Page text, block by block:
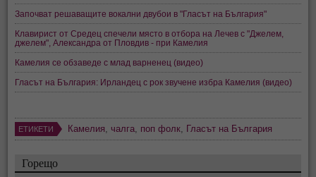
Започват решаващите вокални двубои в "Гласът на България"
Клавирист от Средец спечели място в отбора на Лечев с "Джелем,
джелем", Александра от Пловдив - при Камелия
Камелия се обзаведе с млад варненец (видео)
Гласът на България: Ирландец с рок звучене избра Камелия (видео)
ЕТИКЕТИ Камелия, чалга, поп фолк, Гласът на България
Горещо